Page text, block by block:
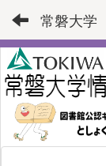
常磐大学